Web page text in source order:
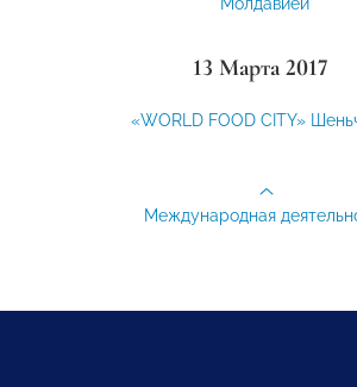
Молдавией"
13 Марта 2017
«WORLD FOOD CITY»
Международная